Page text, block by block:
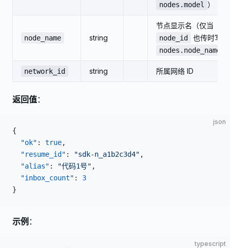
nodes.model ）
node_name string
节点显示名（仅当
node_id 也传时写入
nodes.node_name
network_id string 所属网络 ID
返回值：
json
{
  "ok"
: true,
  "resume_id"
: "sdk-n_a1b2c3d4" ,
  "alias"
: "代码1号" ,
  "inbox_count"
: 3
}
示例 ：
typescript